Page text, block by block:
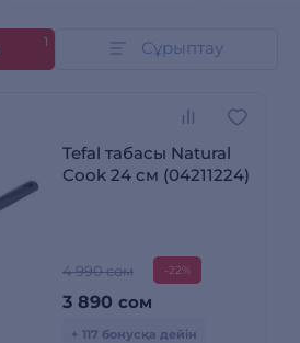
1 Сұрыптау
Tefal табасы Natural
Cook 24 см (04211224)
4 990 сом -22%
3 890 сом
+ 117 бонусқа дейін